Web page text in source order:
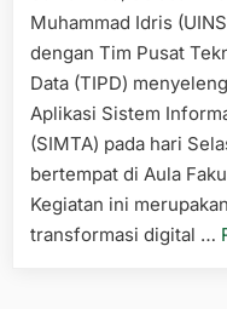
Muhammad Idris
dengan Tim Pusat
Data (TIPD)
Aplikasi Sistem
(SIMTA) pada hari
bertempat di Aula
Kegiatan ini
transformasi digital …